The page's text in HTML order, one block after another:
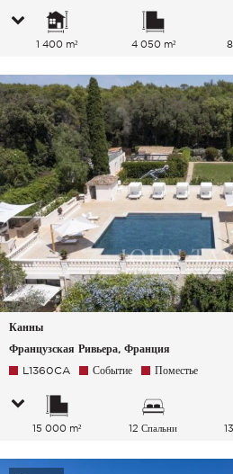
1 400 m² 4 050 m²
Канны
Французская Ривьера, Франция
L1360CA Событие Поместье
15 000 m² 12 Спальни